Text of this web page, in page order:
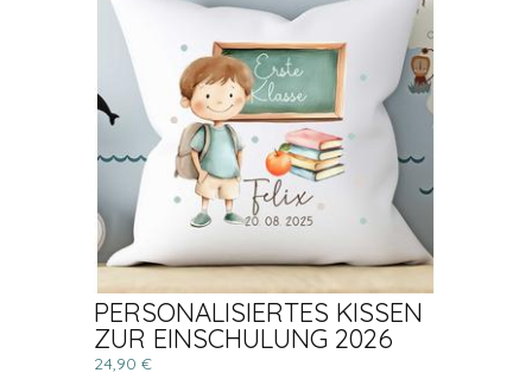
PERSONALISIERTES KISSEN
ZUR EINSCHULUNG 2026
24,90 €